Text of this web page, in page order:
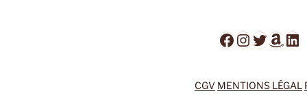
Facebook
Instagram
Twitter
CGV MENTIONS LÉGAL